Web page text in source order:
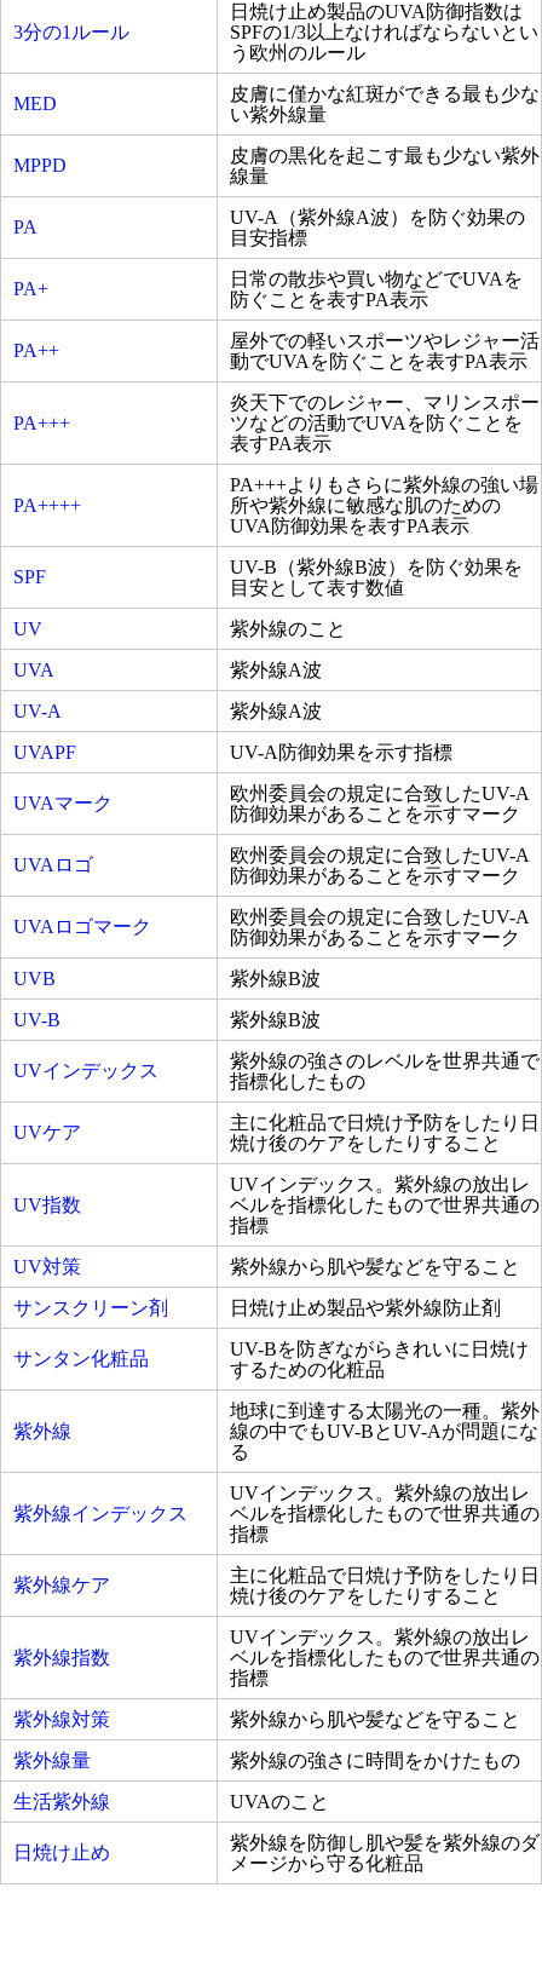
3分の1ルール
日焼け止め製品のUVA防御指数は
SPFの1/3以上なければならないとい
う欧州のルール
MED
皮膚に僅かな紅斑ができる最も少な
い紫外線量
MPPD
皮膚の黒化を起こす最も少ない紫外
線量
PA
UV-A（紫外線A波）を防ぐ効果の
目安指標
PA+
日常の散歩や買い物などでUVAを
防ぐことを表すPA表示
PA++
屋外での軽いスポーツやレジャー活
動でUVAを防ぐことを表すPA表示
PA+++
炎天下でのレジャー、マリンスポー
ツなどの活動でUVAを防ぐことを
表すPA表示
PA++++
PA+++よりもさらに紫外線の強い場
所や紫外線に敏感な肌のための
UVA防御効果を表すPA表示
SPF
UV-B（紫外線B波）を防ぐ効果を
目安として表す数値
UV
紫外線のこと
UVA
紫外線A波
UV-A
紫外線A波
UVAPF
UV-A防御効果を示す指標
UVAマーク
欧州委員会の規定に合致したUV-A
防御効果があることを示すマーク
UVAロゴ
欧州委員会の規定に合致したUV-A
防御効果があることを示すマーク
UVAロゴマーク
欧州委員会の規定に合致したUV-A
防御効果があることを示すマーク
UVB
紫外線B波
UV-B
紫外線B波
UVインデックス
紫外線の強さのレベルを世界共通で
指標化したもの
UVケア
主に化粧品で日焼け予防をしたり日
焼け後のケアをしたりすること
UV指数
UVインデックス。紫外線の放出レ
ベルを指標化したもので世界共通の
指標
UV対策
紫外線から肌や髪などを守ること
サンスクリーン剤
日焼け止め製品や紫外線防止剤
サンタン化粧品
UV-Bを防ぎながらきれいに日焼け
するための化粧品
紫外線
地球に到達する太陽光の一種。紫外
線の中でもUV-BとUV-Aが問題にな
る
紫外線インデックス
UVインデックス。紫外線の放出レ
ベルを指標化したもので世界共通の
指標
紫外線ケア
主に化粧品で日焼け予防をしたり日
焼け後のケアをしたりすること
紫外線指数
UVインデックス。紫外線の放出レ
ベルを指標化したもので世界共通の
指標
紫外線対策
紫外線から肌や髪などを守ること
紫外線量
紫外線の強さに時間をかけたもの
生活紫外線
UVAのこと
日焼け止め
紫外線を防御し肌や髪を紫外線のダ
メージから守る化粧品